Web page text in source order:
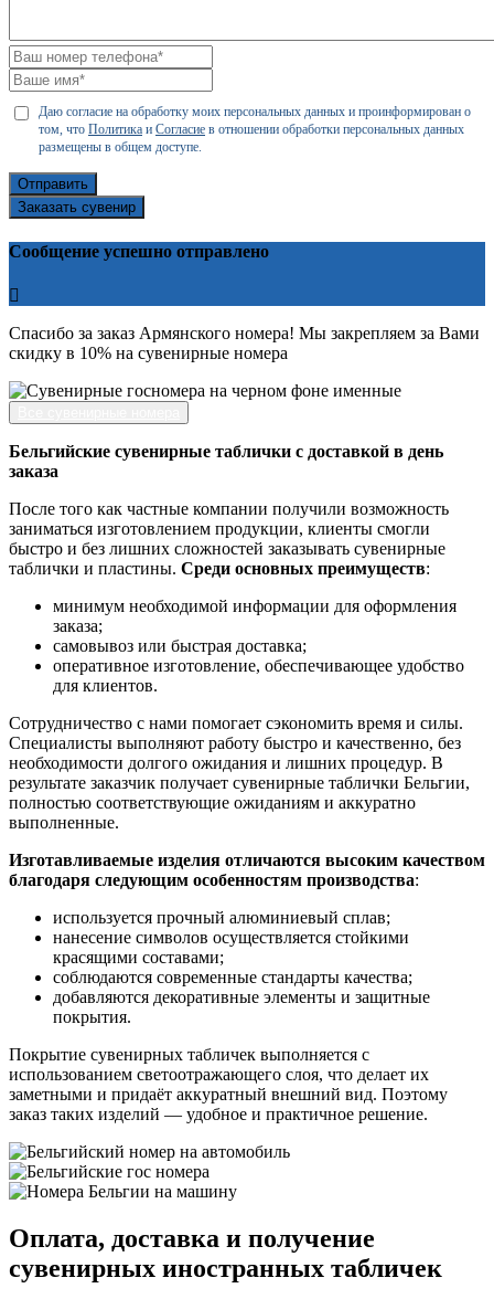
Даю согласие на обработку моих персональных данных и проинформирован о
том, что Политика и Согласие в отношении обработки персональных данных
размещены в общем доступе.
Отправить
Заказать сувенир
Сообщение успешно отправлено
Спасибо за заказ Армянского номера! Мы закрепляем за Вами
скидку в 10% на сувенирные номера
Бельгийские сувенирные таблички с доставкой в день
заказа
После того как частные компании получили возможность
заниматься изготовлением продукции, клиенты смогли
быстро и без лишних сложностей заказывать сувенирные
таблички и пластины. Среди основных преимуществ:
минимум необходимой информации для оформления
заказа;
самовывоз или быстрая доставка;
оперативное изготовление, обеспечивающее удобство
для клиентов.
Сотрудничество с нами помогает сэкономить время и силы.
Специалисты выполняют работу быстро и качественно, без
необходимости долгого ожидания и лишних процедур. В
результате заказчик получает сувенирные таблички Бельгии,
полностью соответствующие ожиданиям и аккуратно
выполненные.
Изготавливаемые изделия отличаются высоким качеством
благодаря следующим особенностям производства:
используется прочный алюминиевый сплав;
нанесение символов осуществляется стойкими
красящими составами;
соблюдаются современные стандарты качества;
добавляются декоративные элементы и защитные
покрытия.
Покрытие сувенирных табличек выполняется с
использованием светоотражающего слоя, что делает их
заметными и придаёт аккуратный внешний вид. Поэтому
заказ таких изделий — удобное и практичное решение.
Оплата, доставка и получение
сувенирных иностранных табличек